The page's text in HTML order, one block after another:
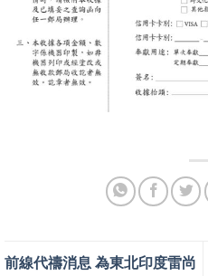
前線代禱消息 為東北印度雷尚